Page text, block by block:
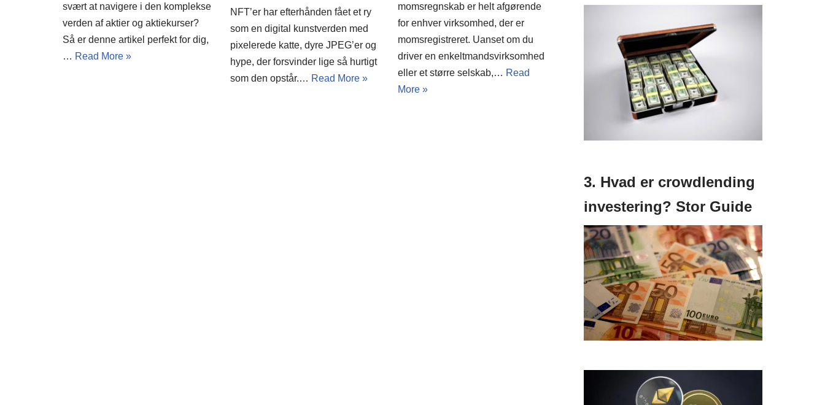
svært at navigere i den komplekse
verden af aktier og aktiekurser?
Så er denne artikel perfekt for dig,
… Read More »
NFT’er har efterhånden fået et ry
som en digital kunstverden med
pixelerede katte, dyre JPEG’er og
hype, der forsvinder lige så hurtigt
som den opstår.… Read More »
momsregnskab er helt afgørende
for enhver virksomhed, der er
momsregistreret. Uanset om du
driver en enkeltmandsvirksomhed
eller et større selskab,… Read
More »
3. Hvad er crowdlending
investering? Stor Guide